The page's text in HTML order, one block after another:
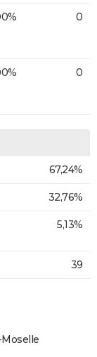
0
0
67,24%
32,76%
5,13%
39